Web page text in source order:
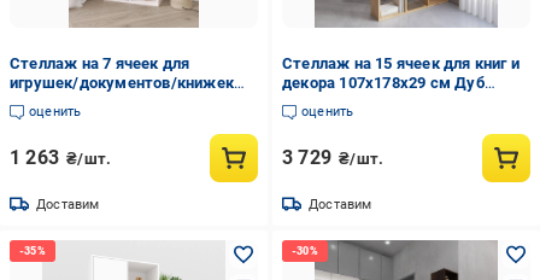
Cтеллаж на 7 ячеек для
игрушек/документов/книжек
100х50 см Белый (Р-34)
оценить
1 263 ₴/шт.
Доставим
Стеллаж на 15 ячеек для книг и
декора 107х178х29 см Дуб
аппалачи (M-2)
оценить
3 729 ₴/шт.
Доставим